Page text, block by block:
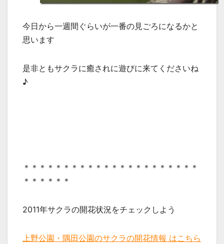
今日から一週間ぐらいが一番の見ごろになるかと
思います
是非ともサクラに癒されに遊びに来てくださいね
♪
＊＊＊＊＊＊＊＊＊＊＊＊＊＊＊＊＊＊＊＊＊＊
＊＊＊＊＊＊
2011年サクラの開花状況をチェックしよう
上野公園・隅田公園のサクラの開花情報 はこちら